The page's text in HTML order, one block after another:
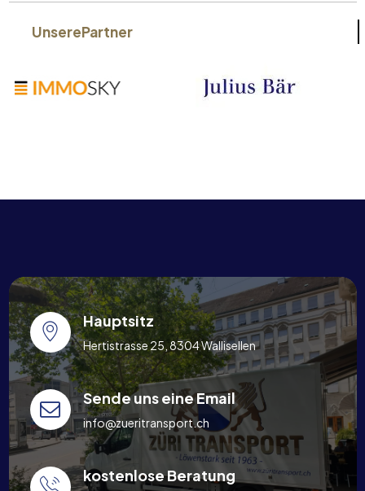
UnserePartner
Hauptsitz
Hertistrasse 25, 8304 Wallisellen
Sende uns eine Email
info@zueritransport.ch
kostenlose Beratung